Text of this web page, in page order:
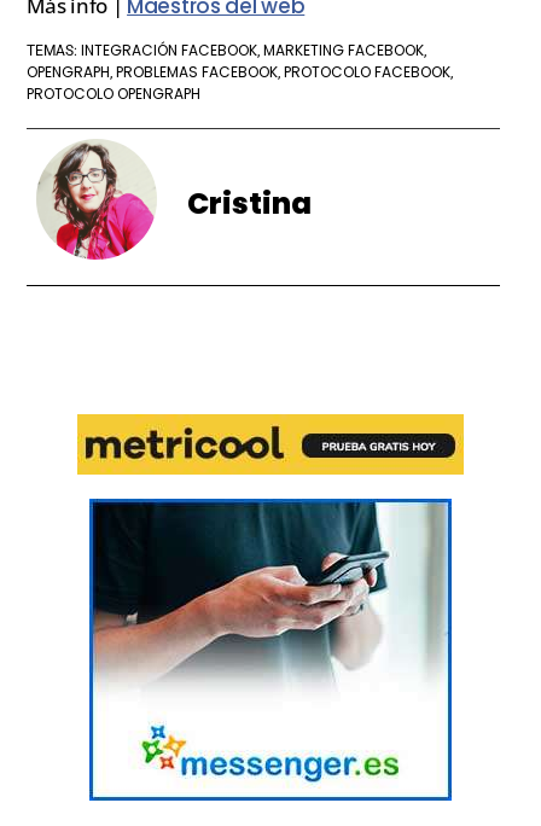
Más info | Maestros del web
TEMAS:INTEGRACIÓN FACEBOOK ,MARKETING FACEBOOK
OPENGRAPH ,PROBLEMAS FACEBOOK ,PROTOCOLO FACEBOOK
PROTOCOLO OPENGRAPH
Cristina